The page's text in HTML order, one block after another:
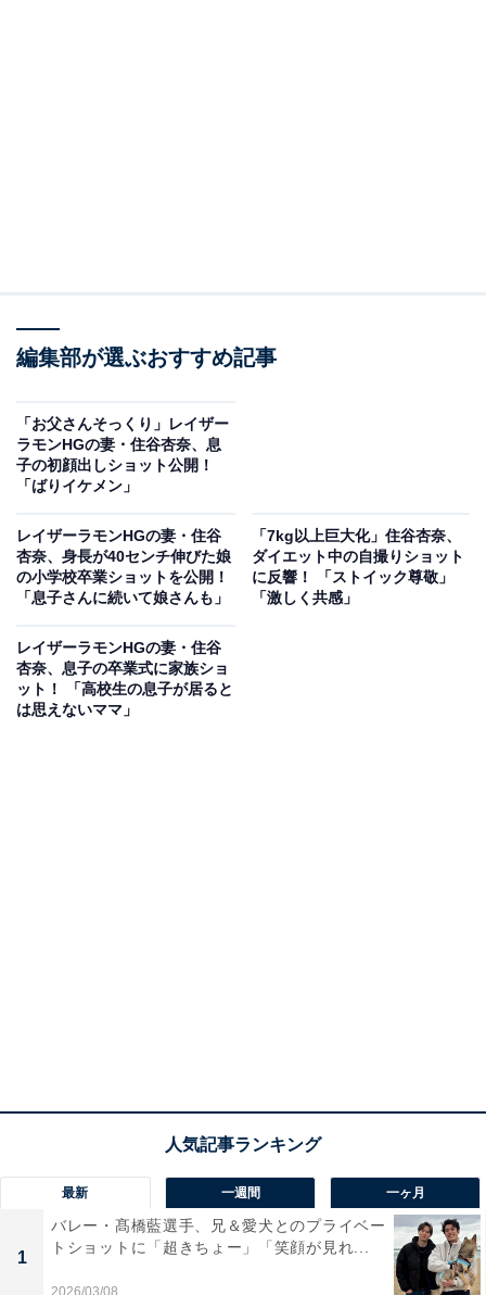
編集部が選ぶおすすめ記事
「お父さんそっくり」レイザー
ラモンHGの妻・住谷杏奈、息
子の初顔出しショット公開！
「ばりイケメン」
レイザーラモンHGの妻・住谷
杏奈、身長が40センチ伸びた娘
の小学校卒業ショットを公開！
「息子さんに続いて娘さんも」
「7kg以上巨大化」住谷杏奈、
ダイエット中の自撮りショット
に反響！ 「ストイック尊敬」
「激しく共感」
レイザーラモンHGの妻・住谷
杏奈、息子の卒業式に家族ショ
ット！ 「高校生の息子が居ると
は思えないママ」
最新 一週間 一ヶ月
1
バレー・髙橋藍選手、兄＆愛犬とのプライベー
トショットに「超きちょー」「笑顔が見れ...